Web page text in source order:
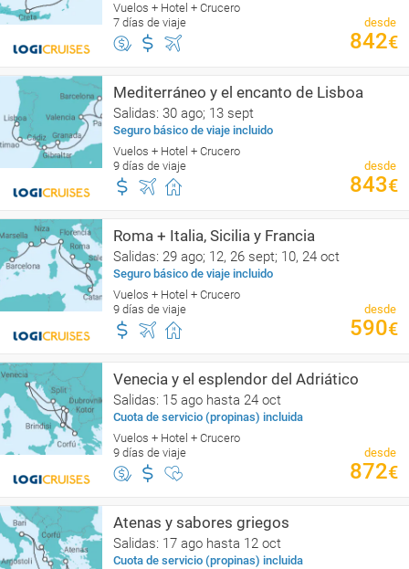
Vuelos + Hotel + Crucero
7 días de viaje
desde
842€
Mediterráneo y el encanto de Lisboa
Salidas: 30 ago; 13 sept
Seguro básico de viaje incluido
Vuelos + Hotel + Crucero
9 días de viaje
desde
843€
Roma + Italia, Sicilia y Francia
Salidas: 29 ago; 12, 26 sept; 10, 24 oct
Seguro básico de viaje incluido
Vuelos + Hotel + Crucero
9 días de viaje
desde
590€
Venecia y el esplendor del Adriático
Salidas: 15 ago hasta 24 oct
Cuota de servicio (propinas) incluida
Vuelos + Hotel + Crucero
9 días de viaje
desde
872€
Atenas y sabores griegos
Salidas: 17 ago hasta 12 oct
Cuota de servicio (propinas) incluida